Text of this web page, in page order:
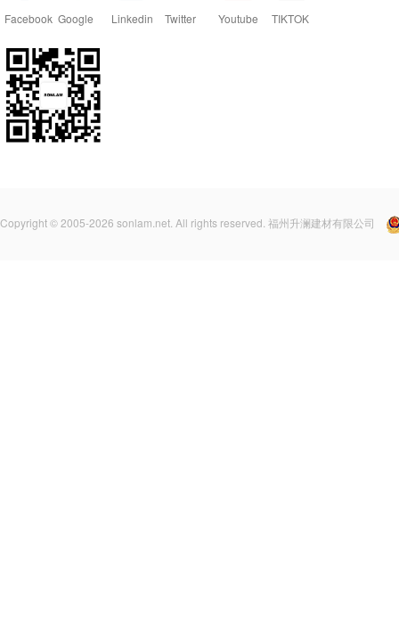
Facebook Google Linkedin Twitter Youtube TIKTOK
Copyright © 2005-2026 sonlam.net. All rights reserved. 福州升澜建材有限公司